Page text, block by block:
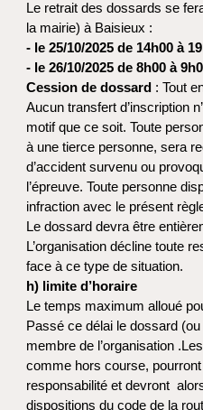
Le retrait des dossards se
la mairie) à Baisieux :
- le 25/10/2025 de 14h00 à
- le 26/10/2025 de 8h00 à
Cession de dossard : Tout
Aucun transfert d’inscription
motif que ce soit. Toute
à une tierce personne, sera
d’accident survenu ou
l’épreuve. Toute personne
infraction avec le présent
Le dossard devra être
L’organisation décline toute
face à ce type de situation.
h) limite d’horaire
Le temps maximum alloué
Passé ce délai le dossard
membre de l’organisation
comme hors course,
responsabilité et devront
dispositions du code de la